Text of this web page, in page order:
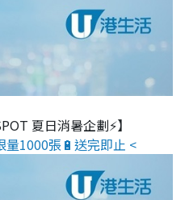
夏日消暑企劃⚡】
量1000張🔋送完即止 <